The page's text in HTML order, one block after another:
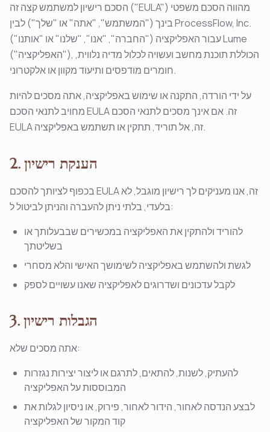
הסכם רישיון למשתמש קצה זה ("EULA") מהווה הסכם משפטי
בינך ("המשתמש", "אתה" או "שלך") לבין ProcessFlow, Inc.
("החברה", "אנו", "שלנו" או "אותנו") עבור האפליקציה Lume
("האפליקציה"), הכוללת תוכנת מחשב ועשויה לכלול מדיה נלווית,
חומרים מודפסים ותיעוד מקוון או אלקטרוני.
על ידי הורדה, התקנה או שימוש באפליקציה, אתה מסכים להיות
מחויב לתנאי הסכם EULA זה. אם אינך מסכים לתנאי הסכם
EULA זה, אל תוריד, תתקין או תשתמש באפליקציה.
2. הענקת רישיון
בכפוף לציותך להסכם EULA זה, אנו מעניקים לך רישיון מוגבל, לא
בלעדי, בלתי ניתן להעברה והניתן לביטול ל:
להוריד ולהתקין את האפליקציה במכשירים שבבעלותך או
בשליטתך
לגשת ולהשתמש באפליקציה לשימושך האישי והלא מסחרי
לקבל עדכונים ושדרוגים לאפליקציה שאנו עשויים לספק
3. הגבלות רישיון
אתה מסכים שלא:
להעתיק, לשנות, להתאים, לתרגם או ליצור יצירות נגזרות
המבוססות על האפליקציה
לבצע הנדסה לאחור, הידור לאחור, פירוק, או ניסיון לגלות את
קוד המקור של האפליקציה